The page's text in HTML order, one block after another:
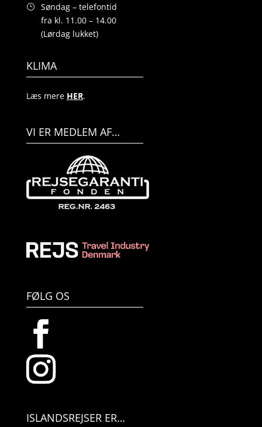
Søndag – telefontid
fra kl. 11.00 – 14.00
(Lørdag lukket)
KLIMA
Læs mere HER.
VI ER MEDLEM AF…
FØLG OS
ISLANDSREJSER ER…